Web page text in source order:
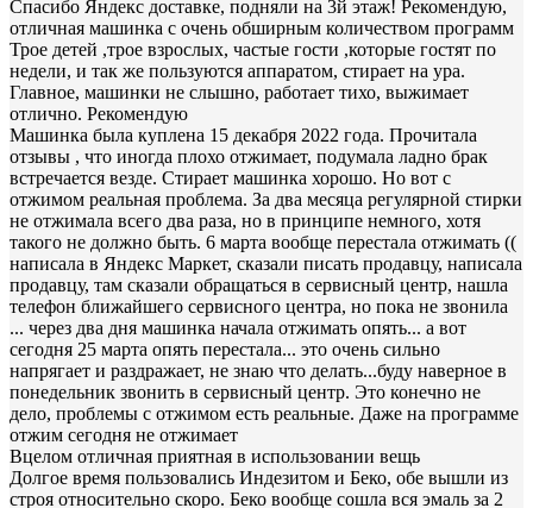
Спасибо Яндекс доставке, подняли на 3й этаж! Рекомендую,
отличная машинка с очень обширным количеством программ
Трое детей ,трое взрослых, частые гости ,которые гостят по
недели, и так же пользуются аппаратом, стирает на ура.
Главное, машинки не слышно, работает тихо, выжимает
отлично. Рекомендую
Машинка была куплена 15 декабря 2022 года. Прочитала
отзывы , что иногда плохо отжимает, подумала ладно брак
встречается везде. Стирает машинка хорошо. Но вот с
отжимом реальная проблема. За два месяца регулярной стирки
не отжимала всего два раза, но в принципе немного, хотя
такого не должно быть. 6 марта вообще перестала отжимать ((
написала в Яндекс Маркет, сказали писать продавцу, написала
продавцу, там сказали обращаться в сервисный центр, нашла
телефон ближайшего сервисного центра, но пока не звонила
... через два дня машинка начала отжимать опять... а вот
сегодня 25 марта опять перестала... это очень сильно
напрягает и раздражает, не знаю что делать...буду наверное в
понедельник звонить в сервисный центр. Это конечно не
дело, проблемы с отжимом есть реальные. Даже на программе
отжим сегодня не отжимает
Вцелом отличная приятная в использовании вещь
Долгое время пользовались Индезитом и Беко, обе вышли из
строя относительно скоро. Беко вообще сошла вся эмаль за 2